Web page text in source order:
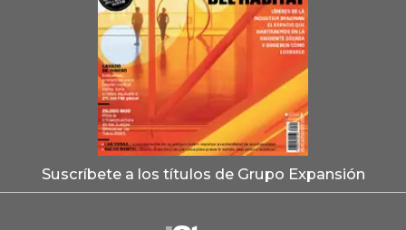
Suscríbete a los títulos de Grupo Expansión